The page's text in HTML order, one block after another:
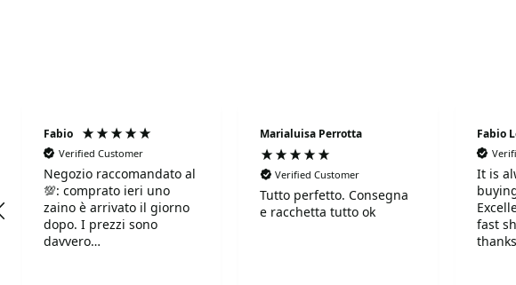
Fabio
Verified Customer
Negozio raccomandato al
💯: comprato ieri uno
zaino è arrivato il giorno
dopo. I prezzi sono
davvero
Marialuisa Perrotta
Verified Customer
Tutto perfetto. Consegna
e racchetta tutto ok
Fabio
It is
fast